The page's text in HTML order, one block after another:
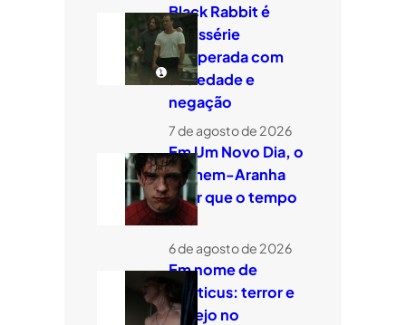
Black Rabbit é
minissérie
temperada com
ansiedade e
negação
7 de agosto de 2026
Em Um Novo Dia, o
Homem-Aranha
quer que o tempo
voe
6 de agosto de 2026
Em nome de
Leviticus: terror e
desejo no